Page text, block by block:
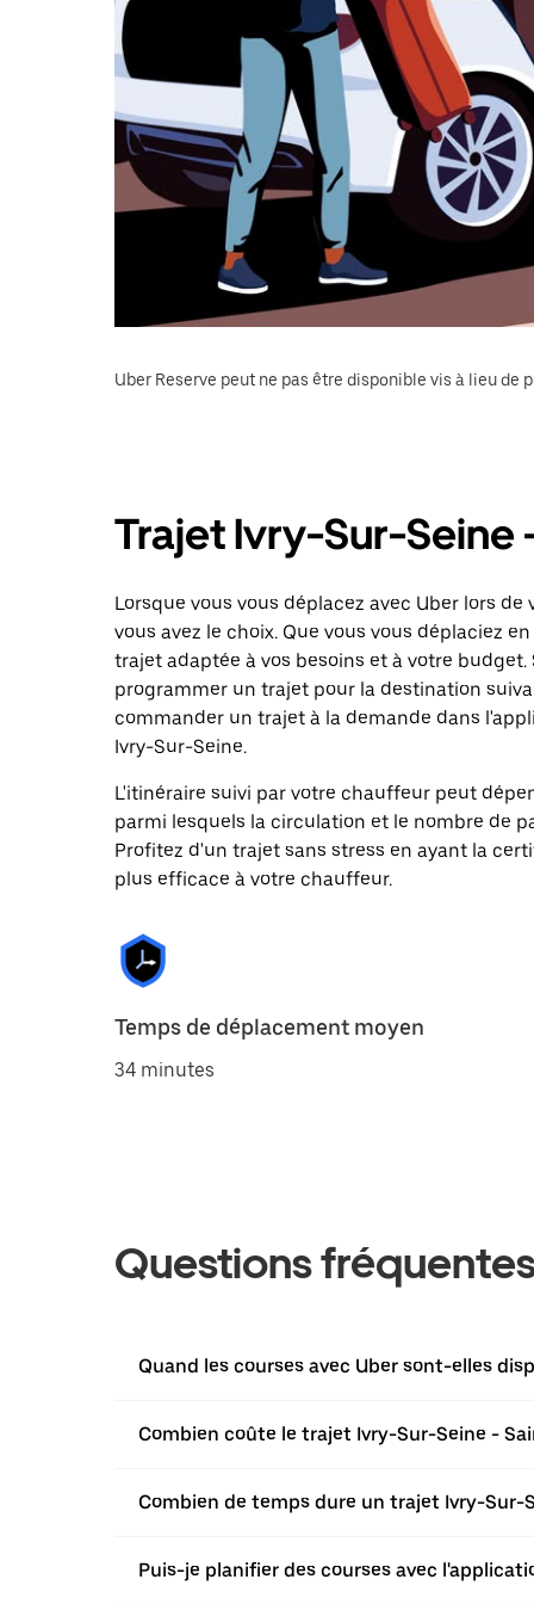
Uber Reserve peut ne pas être disponible vis à lieu de
Trajet Ivry-Sur-Seine
Lorsque vous vous déplacez avec Uber lors
vous avez le choix. Que vous vous déplaciez
trajet adaptée à vos besoins et à votre
programmer un trajet pour la destination
commander un trajet à la demande dans
Ivry-Sur-Seine.
L'itinéraire suivi par votre chauffeur peut
parmi lesquels la circulation et le nombre de
Profitez d'un trajet sans stress en ayant la
plus efficace à votre chauffeur.
Temps de déplacement moyen
34 minutes
Questions
Quand les courses avec Uber sont-elles
Combien coûte le trajet Ivry-Sur-Seine -
Combien de temps dure un trajet Ivry-Sur-
Puis-je planifier des courses avec